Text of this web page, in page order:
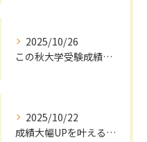
2025/10/26
この秋大学受験成績大幅UPの秘訣
2025/10/22
成績大幅UPを叶える秋の効率学習法